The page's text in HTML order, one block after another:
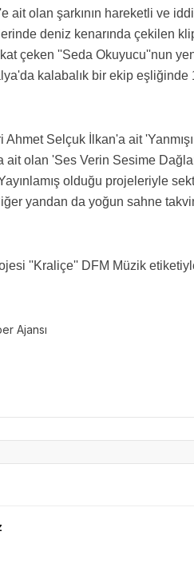
olan şarkının hareketli ve
deniz kenarında çekilen
çeken ''Seda Okuyucu''nun
kalabalık bir ekip eşliğinde
Ahmet Selçuk İlkan'a ait
ait olan 'Ses Verin Sesime
Yayınlamış olduğu projeleriyle
yandan da yoğun sahne
''Kraliçe'' DFM Müzik
Ajansı